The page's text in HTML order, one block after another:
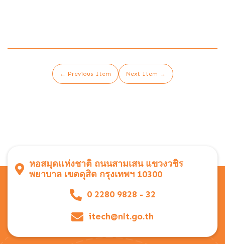
← Previous Item Next Item →
หอสมุดแห่งชาติ ถนนสามเสน แขวงวชิร
พยาบาล เขตดุสิต กรุงเทพฯ 10300
0 2280 9828 - 32
itech@nlt.go.th